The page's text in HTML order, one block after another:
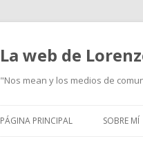
La web de
"Nos mean y los medios de
PÁGINA PRINCIPAL SOBRE MÍ